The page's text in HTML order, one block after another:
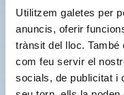
Utilitzem galetes per
anuncis, oferir
trànsit del lloc.
com feu servir el
socials, de publicitat i
notificacions, el
de contacte, les
La majoria
realitzar de